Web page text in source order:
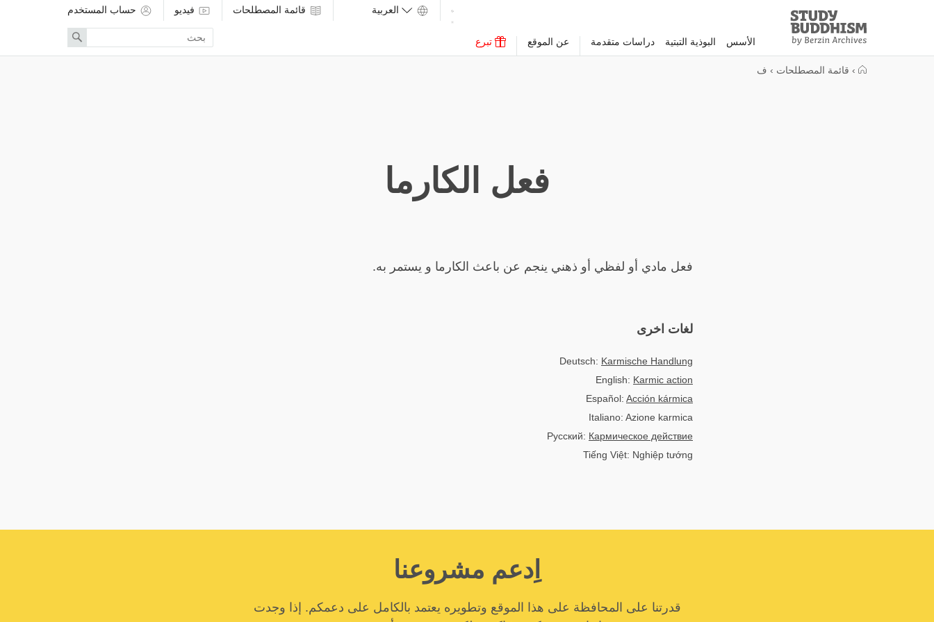
Study
Buddhism
Home
الأسس البوذية التبتية دراسات متقدمة عن الموقع تبرع
قائمة المصطلحات فيديو حساب المستخدم
search
term
Search
› قائمة المصطلحات › ف
فعل الكارما
فعل مادي أو لفظي أو ذهني ينجم عن باعث الكارما و يستمر به.
لغات اخرى
Deutsch: Karmische Handlung
English: Karmic action
Español: Acción kármica
Italiano: Azione karmica
Русский: Кармическое действие
Tiếng Việt: Nghiệp tướng
اِدعم مشروعنا
قدرتنا على المحافظة على هذا الموقع وتطويره يعتمد بالكامل على دعمكم. إذا وجدت